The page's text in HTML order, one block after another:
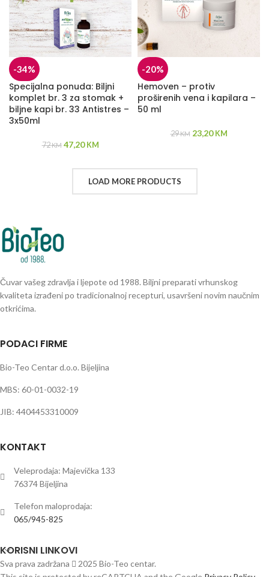
-34%
Specijalna ponuda: Biljni
komplet br. 3 za stomak +
biljne kapi br. 33 Antistres –
3x50ml
72KM 47,20 KM
-20%
Hemoven – protiv
proširenih vena i kapilara –
50 ml
29KM 23,20 KM
LOAD MORE PRODUCTS
Čuvar vašeg zdravlja i ljepote od 1988. Biljni preparati vrhunskog
kvaliteta izrađeni po tradicionalnoj recepturi, usavršeni novim naučnim
otkrićima.
PODACI FIRME
Bio-Teo Centar d.o.o. Bijeljina
MBS: 60-01-0032-19
JIB: 4404453310009
KONTAKT
Veleprodaja: Majevička 133
76374 Bijeljina
Telefon maloprodaja:
065/945-825
KORISNI LINKOVI
Sva prava zadržana
2025 Bio-Teo centar.